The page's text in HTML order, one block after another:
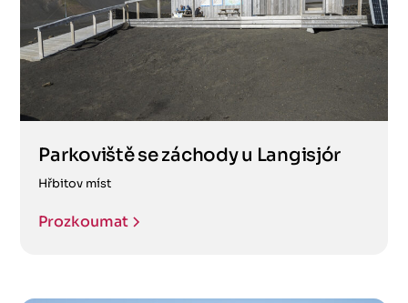
Parkoviště se záchody u Langisjór
Hřbitov míst
Prozkoumat